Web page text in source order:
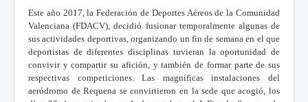
Este año 2017, la Federación de Deportes Aéreos de la Comunidad
Valenciana (FDACV), decidió fusionar temporalmente algunas de
sus actividades deportivas, organizando un fin de semana en el que
deportistas de diferentes disciplinas tuvieran la oportunidad de
convivir y compartir su afición, y también de formar parte de sus
respectivas competiciones. Las magníficas instalaciones del
aeródromo de Requena se convirtieron en la sede que acogió, los